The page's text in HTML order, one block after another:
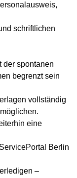
schriftlichen
der spontanen
begrenzt sein
vollständig
eine
Berlin
–